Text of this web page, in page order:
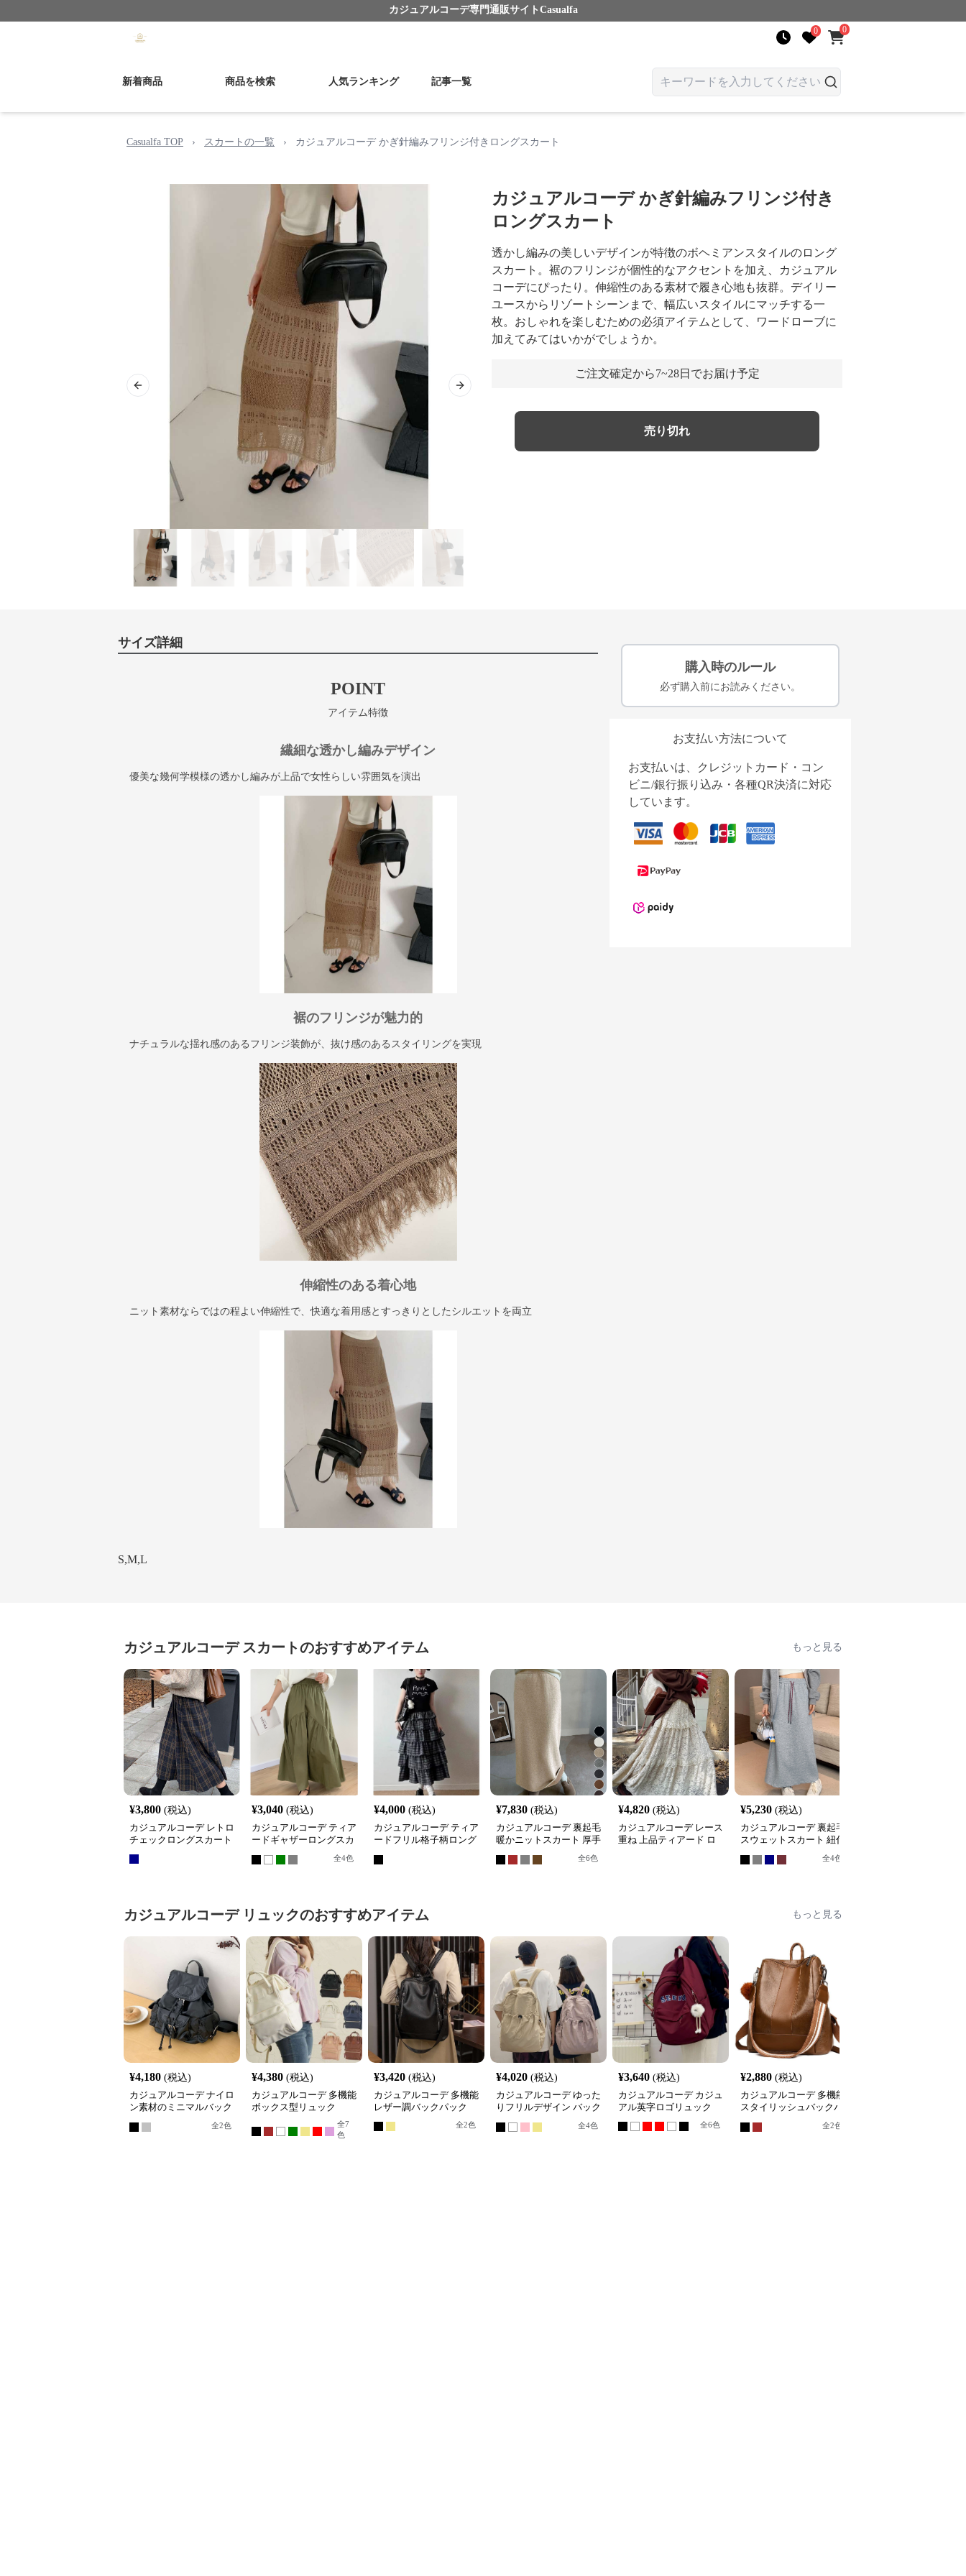
カジュアルコーデ専門通販サイト Casualfa
0 0
新着商品 商品を検索 人気ランキング 記事一覧
Casualfa TOP › スカートの一覧 › カジュアルコーデ かぎ針編みフリンジ付きロングスカート
Previous slide Next slide
カジュアルコーデ かぎ針編みフリンジ付き
ロングスカート
透かし編みの美しいデザインが特徴のボヘミアンスタイルのロング
スカート。裾のフリンジが個性的なアクセントを加え、カジュアル
コーデにぴったり。伸縮性のある素材で履き心地も抜群。デイリー
ユースからリゾートシーンまで、幅広いスタイルにマッチする一
枚。おしゃれを楽しむための必須アイテムとして、ワードローブに
加えてみてはいかがでしょうか。
ご注文確定から7~28日でお届け予定
売り切れ
サイズ詳細
POINT
アイテム特徴
繊細な透かし編みデザイン
優美な幾何学模様の透かし編みが上品で女性らしい雰囲気を演出
裾のフリンジが魅力的
ナチュラルな揺れ感のあるフリンジ装飾が、抜け感のあるスタイリングを実現
伸縮性のある着心地
ニット素材ならではの程よい伸縮性で、快適な着用感とすっきりとしたシルエットを両立
S,M,L
購入時のルール
必ず購入前にお読みください。
お支払い方法について
お支払いは、クレジットカード・コン
ビニ/銀行振り込み・各種QR決済に対応
しています。
カジュアルコーデ スカートのおすすめアイテム もっと見る
¥3,800 (税込)
カジュアルコーデ レトロ
チェックロングスカート
¥3,040 (税込)
カジュアルコーデ ティア
ードギャザーロングスカ
全4色
¥4,000 (税込)
カジュアルコーデ ティア
ードフリル格子柄ロング
¥7,830 (税込)
カジュアルコーデ 裏起毛
暖かニットスカート 厚手
ロング丈タイトスカート
全6色
¥4,820 (税込)
カジュアルコーデ レース
重ね 上品ティアード ロ
¥5,230 (税込)
カジュアルコーデ 裏起毛
スウェットスカート 紐付
全4色
カジュアルコーデ リュックのおすすめアイテム もっと見る
¥4,180 (税込)
カジュアルコーデ ナイロ
ン素材のミニマルバック
全2色
¥4,380 (税込)
カジュアルコーデ 多機能
ボックス型リュック
全7
色
¥3,420 (税込)
カジュアルコーデ 多機能
レザー調バックパック
全2色
¥4,020 (税込)
カジュアルコーデ ゆった
りフリルデザイン バック
全4色
¥3,640 (税込)
カジュアルコーデ カジュ
アル英字ロゴリュック
全6色
¥2,880 (税込)
カジュアルコーデ 多機能
スタイリッシュバックパ
全2色